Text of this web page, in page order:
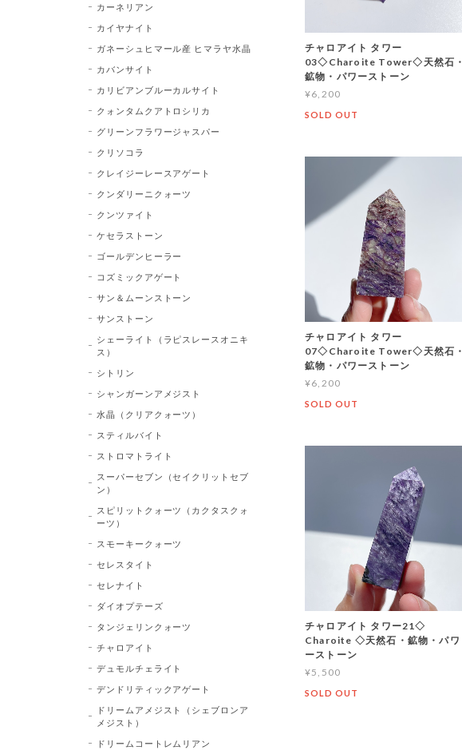
チャロアイト タワー
03◇Charoite Tower◇天然石・
鉱物・パワーストーン
¥6,200
SOLD OUT
チャロアイト タワー
07◇Charoite Tower◇天然石・
鉱物・パワーストーン
¥6,200
SOLD OUT
チャロアイト タワー21◇
Charoite ◇天然石・鉱物・パワ
ーストーン
¥5,500
SOLD OUT
カーネリアン
カイヤナイト
ガネーシュヒマール産 ヒマラヤ水晶
カバンサイト
カリビアンブルーカルサイト
クォンタムクアトロシリカ
グリーンフラワージャスパー
クリソコラ
クレイジーレースアゲート
クンダリーニクォーツ
クンツァイト
ケセラストーン
ゴールデンヒーラー
コズミックアゲート
サン＆ムーンストーン
サンストーン
シェーライト（ラピスレースオニキ
ス）
シトリン
シャンガーンアメジスト
水晶（クリアクォーツ）
スティルバイト
ストロマトライト
スーパーセブン（セイクリットセブ
ン）
スピリットクォーツ（カクタスクォ
ーツ）
スモーキークォーツ
セレスタイト
セレナイト
ダイオプテーズ
タンジェリンクォーツ
チャロアイト
デュモルチェライト
デンドリティックアゲート
ドリームアメジスト（シェブロンア
メジスト）
ドリームコートレムリアン